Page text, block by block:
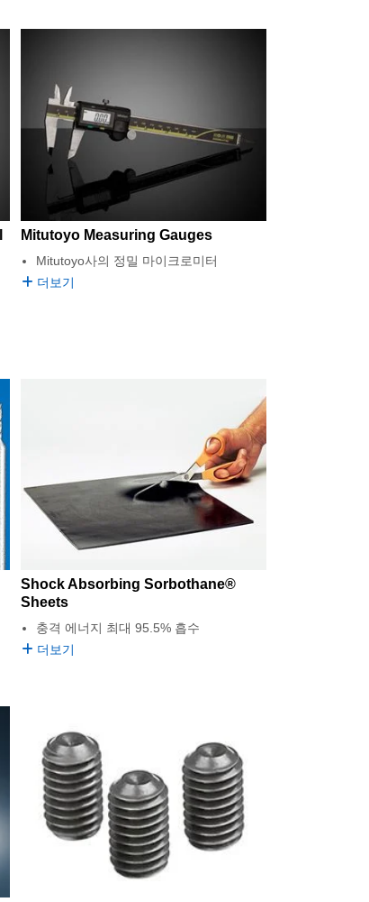
Mitutoyo Measuring Gauges
Mitutoyo사의 정밀 마이크로미터
더보기
Shock Absorbing Sorbothane®
Sheets
충격 에너지 최대 95.5% 흡수
더보기